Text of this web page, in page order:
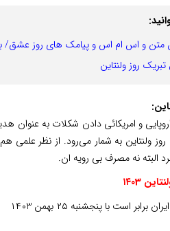
و اس ام اس و پیامک های روز عشق/ به
روز ولنتاین
و امریکائی دادن شکلات به عنوان
روز ولنتاین به شمار می‌رود. از نظر
البته نه مصرف بی رویه ان.
۱۴۰3
برابر است با پنجشنبه ۲۵ بهمن ۱۴۰3